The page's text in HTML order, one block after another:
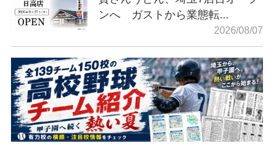
ンへ ガストから業態転...
2026/08/07